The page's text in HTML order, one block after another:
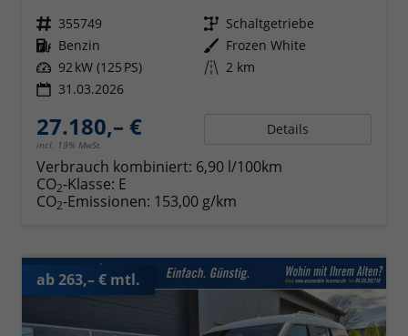
Fahrzeugnr. 355749 Getriebe Schaltgetriebe
Kraftstoff Benzin Außenfarbe Frozen White
Leistung 92 kW (125 PS) Kilometerstand 2 km
31.03.2026
27.180,– €
incl. 19% MwSt.
Details
Verbrauch kombiniert: 6,90 l/100km
CO2-Klasse: E
CO2-Emissionen: 153,00 g/km
ab 263,– € mtl.